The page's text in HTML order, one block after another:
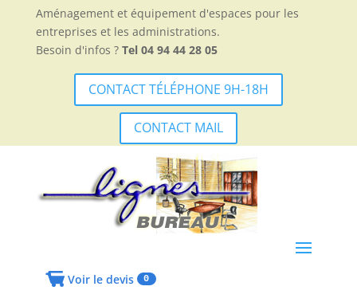
Aménagement et équipement d'espaces pour les
entreprises et les administrations.
Besoin d'infos ? Tel 04 94 44 28 05
CONTACT TÉLÉPHONE 9H-18H
CONTACT MAIL
Voir le devis 0